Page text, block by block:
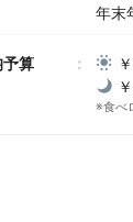
年末
予算
※食べ